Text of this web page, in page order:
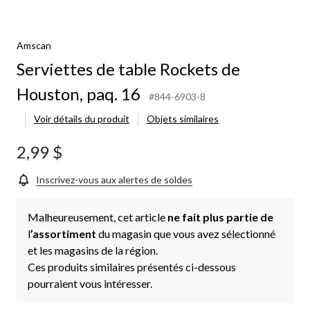
Amscan
Serviettes de table Rockets de
Houston, paq. 16
#844-6903-8
Voir détails du produit
Objets similaires
2,99 $
Inscrivez-vous aux alertes de soldes
Malheureusement, cet article ne fait plus partie de
l’assortiment du magasin que vous avez sélectionné
et les magasins de la région.
Ces produits similaires présentés ci-dessous
pourraient vous intéresser.